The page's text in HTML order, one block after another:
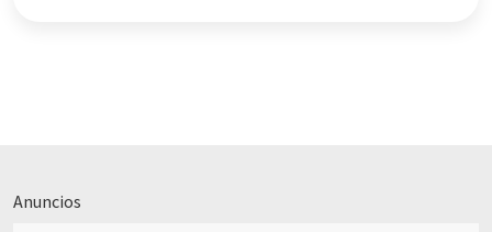
Anuncios